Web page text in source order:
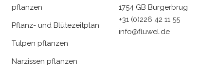
pflanzen
Pflanz- und Blütezeitplan
Tulpen pflanzen
Narzissen pflanzen
1754 GB Burgerbrug
+31 (0)226 42 11 55
info@fluwel.de